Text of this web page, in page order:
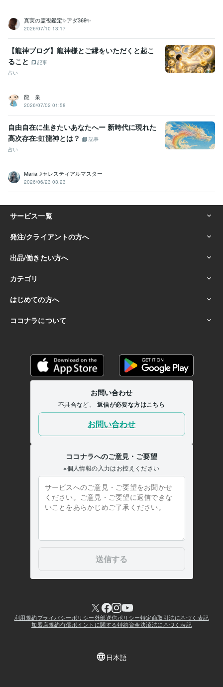
真実の霊視鑑定✨アダ369✨
2026/07/10 13:17
【龍神ブログ】龍神様とご縁をいただくと起こ
ること
記事
占い
龍 泉
2026/07/02 01:58
自由自在に生きたいあなたへー 新時代に現れた
高次存在:虹龍神とは？
記事
占い
Maria☽セレスティアルマスター
2026/06/23 03:23